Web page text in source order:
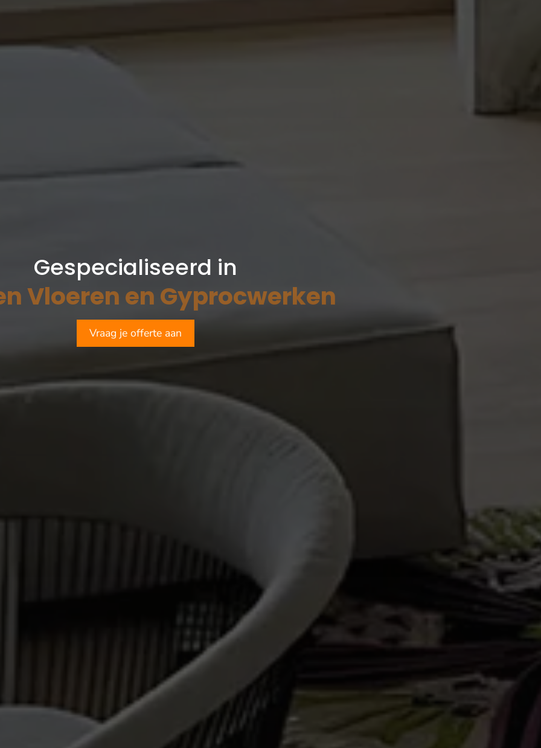
Gespecialiseerd in
Vloeren en Gyprocwerken
Vraag je offerte aan